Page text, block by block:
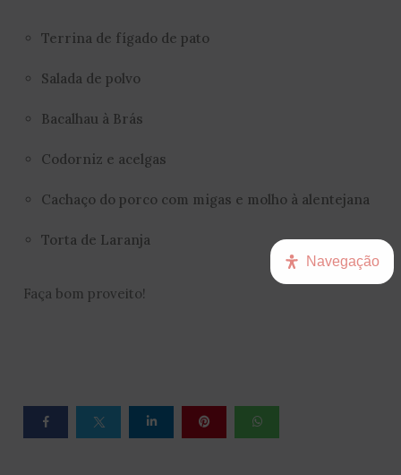
Terrina de fígado de pato
Salada de polvo
Bacalhau à Brás
Codorniz e acelgas
Cachaço do porco com migas e molho à alentejana
Torta de Laranja
Faça bom proveito!
Navegação